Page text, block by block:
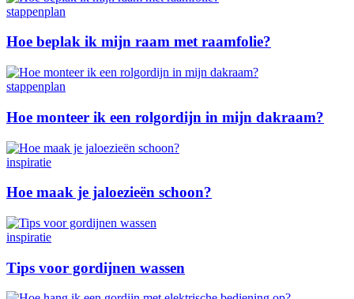
stappenplan
Hoe beplak ik mijn raam met raamfolie?
stappenplan
Hoe monteer ik een rolgordijn in mijn dakraam?
inspiratie
Hoe maak je jaloezieën schoon?
inspiratie
Tips voor gordijnen wassen